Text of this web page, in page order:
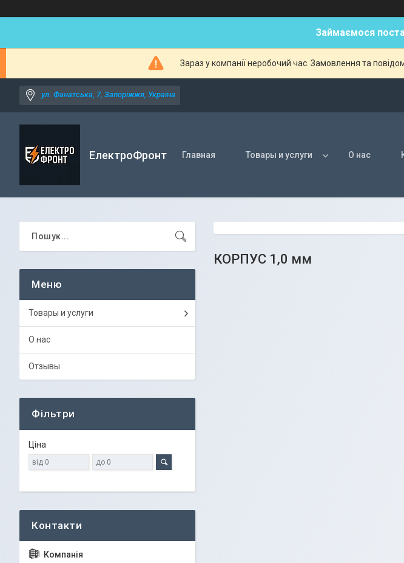
Займаємося
Зараз у компанії неробочий час. Замовлення та
ул. Фанатська, 7, Запоріжжя, Україна
ЕлектроФронт Главная Товары и услуги О нас
КОРПУС 1,0 мм
Товары и услуги
О нас
Отзывы
Фільтри
Ціна